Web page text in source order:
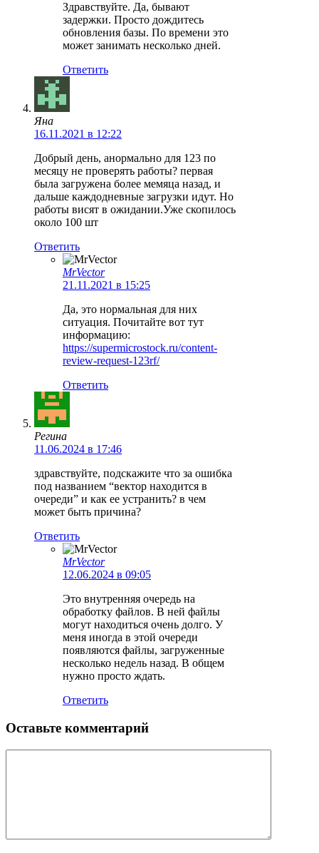
Здравствуйте. Да, бывают
задержки. Просто дождитесь
обновления базы. По времени это
может занимать несколько дней.
Ответить
Яна
16.11.2021 в 12:22
Добрый день, анормально для 123 по
месяцу не проверять работы? первая
была загружена более мемяца назад, и
дальше каждодневные загрузки идут. Но
работы висят в ожидании.Уже скопилось
около 100 шт
Ответить
MrVector
21.11.2021 в 15:25
Да, это нормальная для них
ситуация. Почитайте вот тут
информацию:
https://supermicrostock.ru/content-
review-request-123rf/
Ответить
Регина
11.06.2024 в 17:46
здравствуйте, подскажите что за ошибка
под названием “вектор находится в
очереди” и как ее устранить? в чем
может быть причина?
Ответить
MrVector
12.06.2024 в 09:05
Это внутренняя очередь на
обработку файлов. В ней файлы
могут находиться очень долго. У
меня иногда в этой очереди
появляются файлы, загруженные
несколько недель назад. В общем
нужно просто ждать.
Ответить
Оставьте комментарий